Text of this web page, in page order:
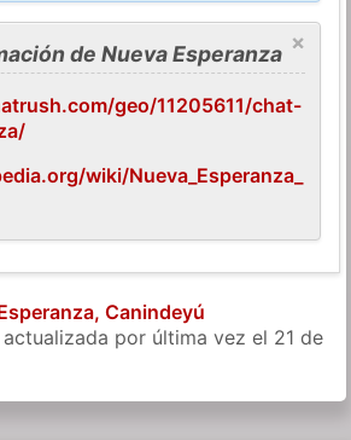
×
de Nueva Esperanza
geo/11205611/chat-
wiki/Nueva_Esperanza_
Canindeyú
por última vez el 21 de